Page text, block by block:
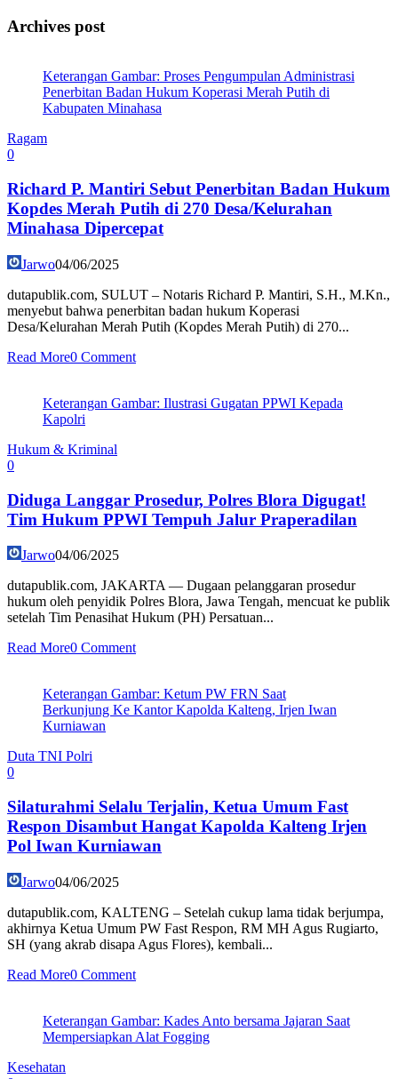
Archives post
Keterangan Gambar: Proses Pengumpulan Administrasi
Penerbitan Badan Hukum Koperasi Merah Putih di
Kabupaten Minahasa
Ragam
0
Richard P. Mantiri Sebut Penerbitan Badan Hukum
Kopdes Merah Putih di 270 Desa/Kelurahan
Minahasa Dipercepat
Jarwo04/06/2025
dutapublik.com, SULUT – Notaris Richard P. Mantiri, S.H., M.Kn.,
menyebut bahwa penerbitan badan hukum Koperasi
Desa/Kelurahan Merah Putih (Kopdes Merah Putih) di 270...
Read More0 Comment
Keterangan Gambar: Ilustrasi Gugatan PPWI Kepada
Kapolri
Hukum & Kriminal
0
Diduga Langgar Prosedur, Polres Blora Digugat!
Tim Hukum PPWI Tempuh Jalur Praperadilan
Jarwo04/06/2025
dutapublik.com, JAKARTA — Dugaan pelanggaran prosedur
hukum oleh penyidik Polres Blora, Jawa Tengah, mencuat ke publik
setelah Tim Penasihat Hukum (PH) Persatuan...
Read More0 Comment
Keterangan Gambar: Ketum PW FRN Saat
Berkunjung Ke Kantor Kapolda Kalteng, Irjen Iwan
Kurniawan
Duta TNI Polri
0
Silaturahmi Selalu Terjalin, Ketua Umum Fast
Respon Disambut Hangat Kapolda Kalteng Irjen
Pol Iwan Kurniawan
Jarwo04/06/2025
dutapublik.com, KALTENG – Setelah cukup lama tidak berjumpa,
akhirnya Ketua Umum PW Fast Respon, RM MH Agus Rugiarto,
SH (yang akrab disapa Agus Flores), kembali...
Read More0 Comment
Keterangan Gambar: Kades Anto bersama Jajaran Saat
Mempersiapkan Alat Fogging
Kesehatan